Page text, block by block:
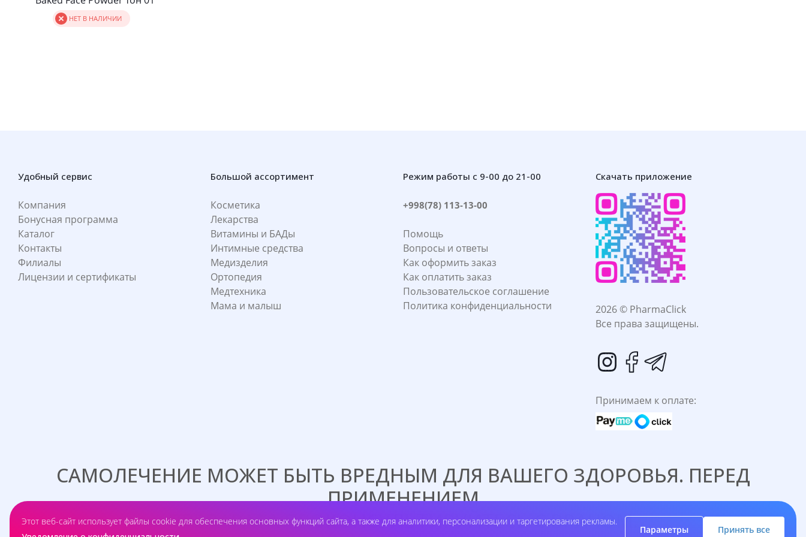
Этот веб-сайт использует файлы cookie для обеспечения основных функций сайта, а также для аналитики, персонализации и таргетирования рекламы.
Параметры Принять все
НЕТ В НАЛИЧИИ
Удобный сервис
Компания
Бонусная программа
Каталог
Контакты
Филиалы
Лицензии и сертификаты
Большой ассортимент
Косметика
Лекарства
Витамины и БАДы
Интимные средства
Медизделия
Ортопедия
Медтехника
Мама и малыш
Режим работы с 9-00 до 21-00
+998(78) 113-13-00
Помощь
Вопросы и ответы
Как оформить заказ
Как оплатить заказ
Пользовательское соглашение
Политика конфиденциальности
Скачать приложение
2026 © PharmaClick
Все права защищены.
Принимаем к оплате:
САМОЛЕЧЕНИЕ МОЖЕТ БЫТЬ ВРЕДНЫМ ДЛЯ ВАШЕГО ЗДОРОВЬЯ. ПЕРЕД
ПРИМЕНЕНИЕМ
ПРЕПАРАТА ПРОКОНСУЛЬТИРУЙТЕСЬ C ВРАЧОМ.